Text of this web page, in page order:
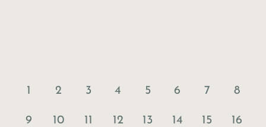
1 2 3 4 5 6 7 8
9 10 11 12 13 14 15 16